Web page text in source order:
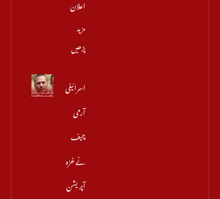
اعلان
مزید
پڑھیں
اسرائیلی
آرمی
چیف
نے غزہ
آپریشن